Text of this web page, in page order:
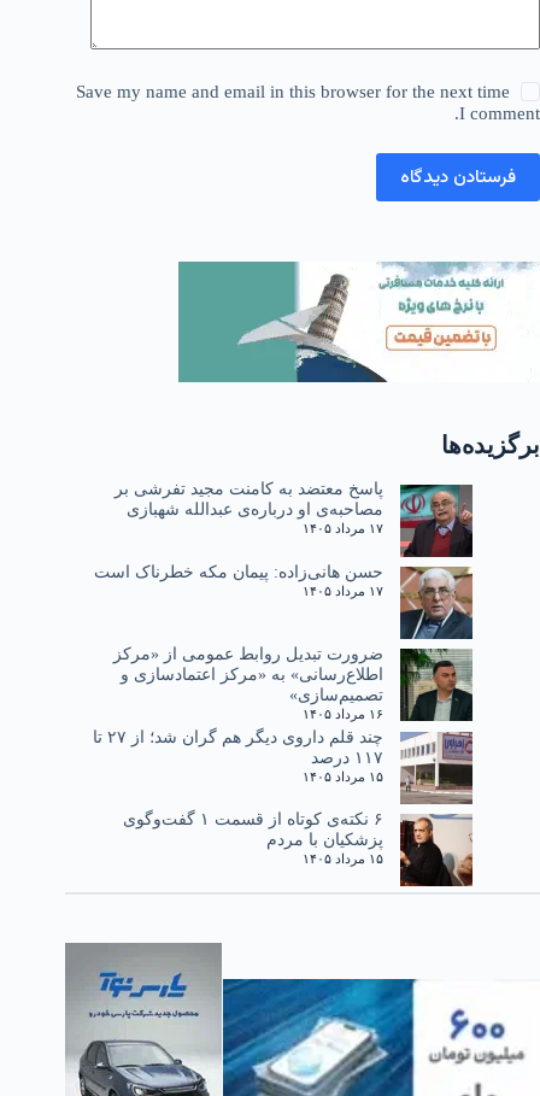
Save my name and email in this browser for the next time
I comment.
فرستادن دیدگاه
برگزیده‌ها
پاسخ معتضد به کامنت مجید تفرشی بر
مصاحبه‌ی او درباره‌ی عبدالله شهبازی
۱۷ مرداد ۱۴۰۵
حسن هانی‌زاده: پیمان مکه خطرناک است
۱۷ مرداد ۱۴۰۵
ضرورت تبدیل روابط عمومی از «مرکز
اطلاع‌رسانی» به «مرکز اعتمادسازی و
تصمیم‌سازی»
۱۶ مرداد ۱۴۰۵
چند قلم داروی دیگر هم گران شد؛ از ۲۷ تا
۱۱۷ درصد
۱۵ مرداد ۱۴۰۵
۶ نکته‌ی کوتاه از قسمت ۱ گفت‌وگوی
پزشکیان با مردم
۱۵ مرداد ۱۴۰۵